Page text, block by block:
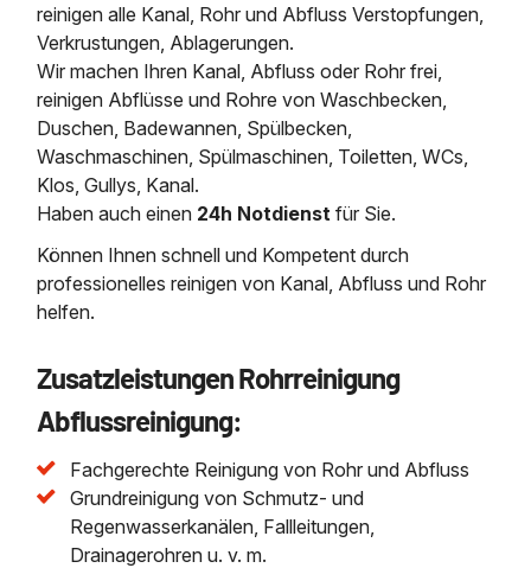
reinigen alle Kanal, Rohr und Abfluss Verstopfungen,
Verkrustungen, Ablagerungen.
Wir machen Ihren Kanal, Abfluss oder Rohr frei,
reinigen Abflüsse und Rohre von Waschbecken,
Duschen, Badewannen, Spülbecken,
Waschmaschinen, Spülmaschinen, Toiletten, WCs,
Klos, Gullys, Kanal.
Haben auch einen 24h Notdienst für Sie.
Können Ihnen schnell und Kompetent durch
professionelles reinigen von Kanal, Abfluss und Rohr
helfen.
Zusatzleistungen Rohrreinigung
Abflussreinigung:
Fachgerechte Reinigung von Rohr und Abfluss
Grundreinigung von Schmutz- und
Regenwasserkanälen, Fallleitungen,
Drainagerohren u. v. m.